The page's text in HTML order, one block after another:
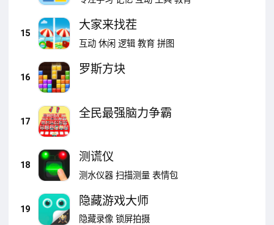
15
大家来找茬
互动 休闲 逻辑 教育 拼图
16
罗斯方块
17
全民最强脑力争霸
18
测谎仪
测水仪器 扫描测量 表情包
19
隐藏游戏大师
隐藏录像 锁屏拍摄